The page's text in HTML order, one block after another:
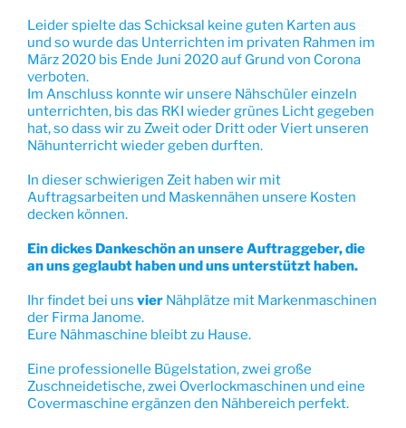
Leider spielte das Schicksal keine guten Karten aus
und so wurde das Unterrichten im privaten Rahmen im
März 2020 bis Ende Juni 2020 auf Grund von Corona
verboten.
Im Anschluss konnte wir unsere Nähschüler einzeln
unterrichten, bis das RKI wieder grünes Licht gegeben
hat, so dass wir zu Zweit oder Dritt oder Viert unseren
Nähunterricht wieder geben durften.
In dieser schwierigen Zeit haben wir mit
Auftragsarbeiten und Maskennähen unsere Kosten
decken können.
Ein dickes Dankeschön an unsere Auftraggeber, die
an uns geglaubt haben und uns unterstützt haben.
Ihr findet bei uns vier Nähplätze mit Markenmaschinen
der Firma Janome.
Eure Nähmaschine bleibt zu Hause.
Eine professionelle Bügelstation, zwei große
Zuschneidetische, zwei Overlockmaschinen und eine
Covermaschine ergänzen den Nähbereich perfekt.